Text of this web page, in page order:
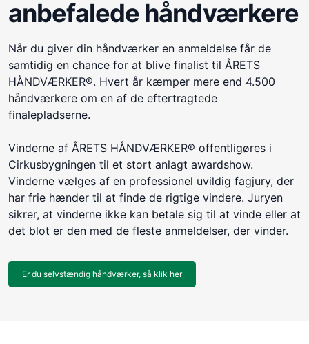
anbefalede håndværkere
Når du giver din håndværker en anmeldelse får de
samtidig en chance for at blive finalist til ÅRETS
HÅNDVÆRKER®. Hvert år kæmper mere end 4.500
håndværkere om en af de eftertragtede
finalepladserne.
Vinderne af ÅRETS HÅNDVÆRKER® offentligøres i
Cirkusbygningen til et stort anlagt awardshow.
Vinderne vælges af en professionel uvildig fagjury, der
har frie hænder til at finde de rigtige vindere. Juryen
sikrer, at vinderne ikke kan betale sig til at vinde eller at
det blot er den med de fleste anmeldelser, der vinder.
Er du selvstændig håndværker, så klik her